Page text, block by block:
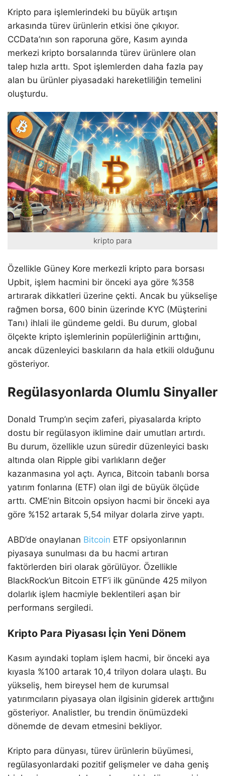
Kripto para işlemlerindeki bu büyük artışın
arkasında türev ürünlerin etkisi öne çıkıyor.
CCData’nın son raporuna göre, Kasım ayında
merkezi kripto borsalarında türev ürünlere olan
talep hızla arttı. Spot işlemlerden daha fazla pay
alan bu ürünler piyasadaki hareketliliğin temelini
oluşturdu.
kripto para
Özellikle Güney Kore merkezli kripto para borsası
Upbit, işlem hacmini bir önceki aya göre %358
artırarak dikkatleri üzerine çekti. Ancak bu yükselişe
rağmen borsa, 600 binin üzerinde KYC (Müşterini
Tanı) ihlali ile gündeme geldi. Bu durum, global
ölçekte kripto işlemlerinin popülerliğinin arttığını,
ancak düzenleyici baskıların da hala etkili olduğunu
gösteriyor.
Regülasyonlarda Olumlu Sinyaller
Donald Trump’ın seçim zaferi, piyasalarda kripto
dostu bir regülasyon iklimine dair umutları artırdı.
Bu durum, özellikle uzun süredir düzenleyici baskı
altında olan Ripple gibi varlıkların değer
kazanmasına yol açtı. Ayrıca, Bitcoin tabanlı borsa
yatırım fonlarına (ETF) olan ilgi de büyük ölçüde
arttı. CME’nin Bitcoin opsiyon hacmi bir önceki aya
göre %152 artarak 5,54 milyar dolarla zirve yaptı.
ABD’de onaylanan Bitcoin ETF opsiyonlarının
piyasaya sunulması da bu hacmi artıran
faktörlerden biri olarak görülüyor. Özellikle
BlackRock’un Bitcoin ETF’i ilk gününde 425 milyon
dolarlık işlem hacmiyle beklentileri aşan bir
performans sergiledi.
Kripto Para Piyasası İçin Yeni Dönem
Kasım ayındaki toplam işlem hacmi, bir önceki aya
kıyasla %100 artarak 10,4 trilyon dolara ulaştı. Bu
yükseliş, hem bireysel hem de kurumsal
yatırımcıların piyasaya olan ilgisinin giderek arttığını
gösteriyor. Analistler, bu trendin önümüzdeki
dönemde de devam etmesini bekliyor.
Kripto para dünyası, türev ürünlerin büyümesi,
regülasyonlardaki pozitif gelişmeler ve daha geniş